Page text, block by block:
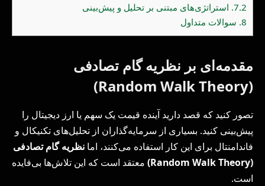
7.2. استراتژی‌های مبتنی بر تحلیل و پیش‌بینی
8. سوالات متداول
مقدمه‌ای بر نظریه گام تصادفی
(Random Walk Theory)
تصور کنید که قصد دارید آینده قیمت یک سهم یا ارز دیجیتال را
پیش‌بینی کنید. بسیاری از سرمایه‌گذاران از تحلیل‌های تکنیکال و
فاندامنتال برای این کار استفاده می‌کنند، اما نظریه گام تصادفی
(
Random Walk Theory
) معتقد است که این تلاش‌ها بی‌فایده
است.